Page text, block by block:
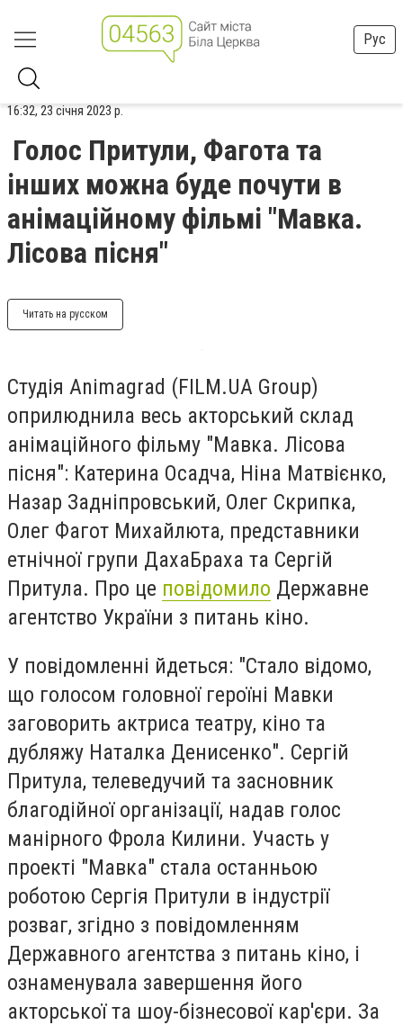
Рус
16:32, 23 січня 2023 р.
Голос Притули, Фагота та
інших можна буде почути в
анімаційному фільмі "Мавка.
Лісова пісня"
Читать на русском
Студія Animagrad (FILM.UA Group)
оприлюднила весь акторський склад
анімаційного фільму "Мавка. Лісова
пісня": Катерина Осадча, Ніна Матвієнко,
Назар Задніпровський, Олег Скрипка,
Олег Фагот Михайлюта, представники
етнічної групи ДахаБраха та Сергій
Притула. Про це повідомило Державне
агентство України з питань кіно.
У повідомленні йдеться: "Стало відомо,
що голосом головної героїні Мавки
заговорить актриса театру, кіно та
дубляжу Наталка Денисенко". Сергій
Притула, телеведучий та засновник
благодійної організації, надав голос
манірного Фрола Килини. Участь у
проекті "Мавка" стала останньою
роботою Сергія Притули в індустрії
розваг, згідно з повідомленням
Державного агентства з питань кіно, і
ознаменувала завершення його
акторської та шоу-бізнесової кар'єри. За